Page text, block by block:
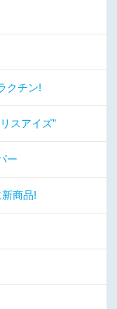
クチン!
スアイズ”
ー
商品!